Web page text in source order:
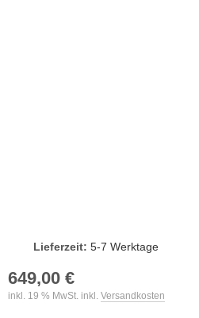
Lieferzeit: 5-7 Werktage
649,00 €
inkl. 19 % MwSt. inkl. Versandkosten